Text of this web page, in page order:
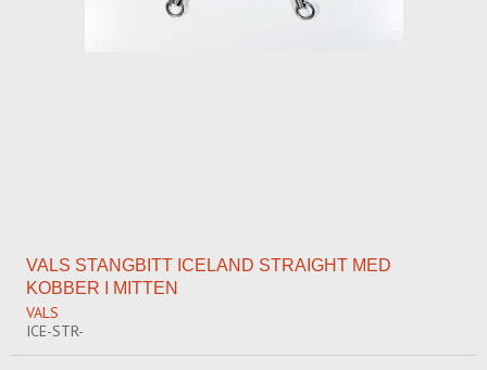
VALS STANGBITT ICELAND STRAIGHT MED
KOBBER I MITTEN
VALS
ICE-STR-